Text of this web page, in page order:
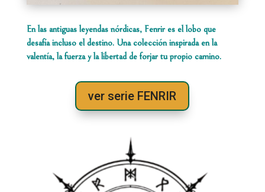
En las antiguas leyendas nórdicas, Fenrir es el lobo que
desafía incluso el destino. Una colección inspirada en la
valentía, la fuerza y la libertad de forjar tu propio camino.
ver serie FENRIR